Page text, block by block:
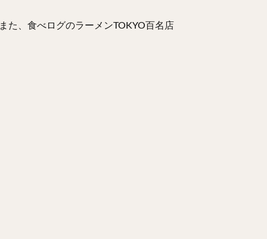
た、食べログのラーメンTOKYO百名店